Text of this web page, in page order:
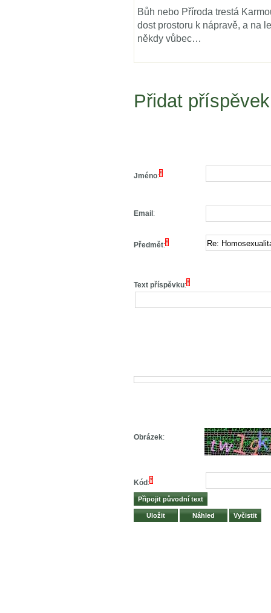
Bůh nebo Příroda trestá
dost prostoru k nápravě, a na
někdy vůbec…
Přidat
Jméno:*
Email :
Předmět:*
Text příspěvku:*
Obrázek:
Kód :*